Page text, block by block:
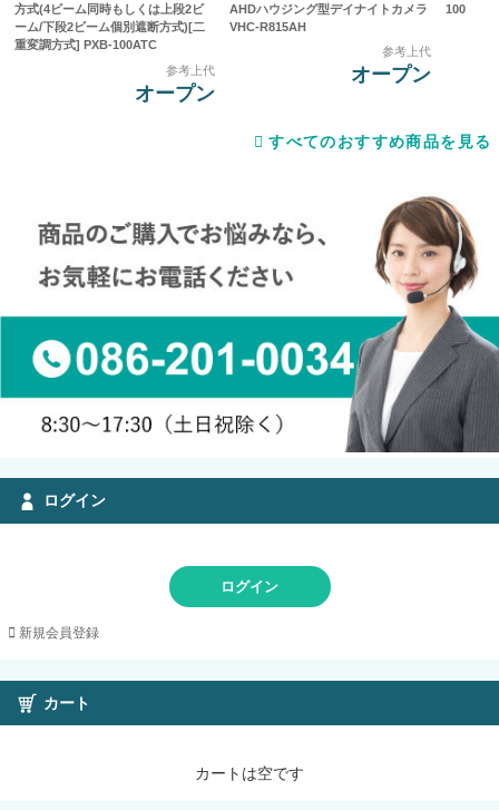
方式(4ビーム同時もしくは上段2ビ
ーム/下段2ビーム個別遮断方式)[二
重変調方式] PXB-100ATC
参考上代
オープン
AHDハウジング型デイナイトカメラ
VHC-R815AH
参考上代
オープン
100
すべてのおすすめ商品を見る
ログイン
ログイン
新規会員登録
カート
カートは空です